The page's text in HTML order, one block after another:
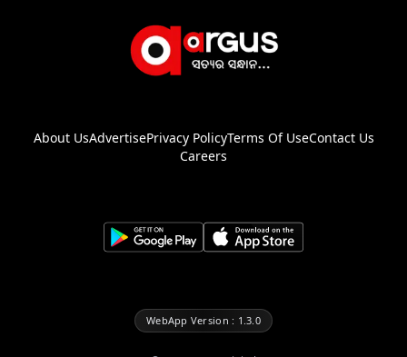
About UsAdvertisePrivacy PolicyTerms Of UseContact Us
Careers
WebApp Version : 1.3.0